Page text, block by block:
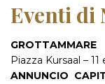
Eventi di
GROTTAMMARE
Piazza Kursaal –
ANNUNCIO